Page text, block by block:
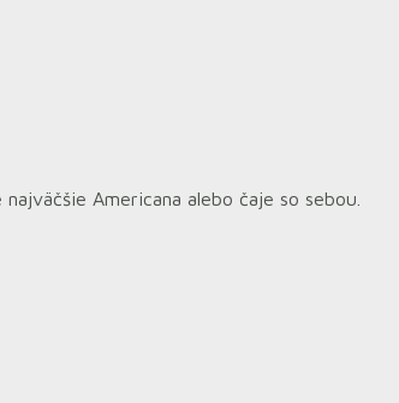
Americana alebo čaje so sebou.